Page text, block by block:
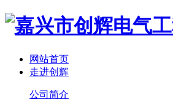
网站首页
走进创辉
公司简介